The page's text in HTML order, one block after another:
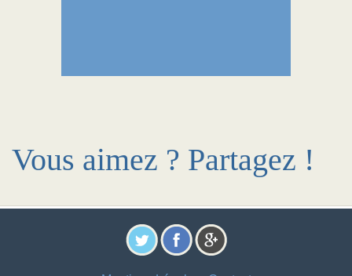
Vous aimez ? Partagez !